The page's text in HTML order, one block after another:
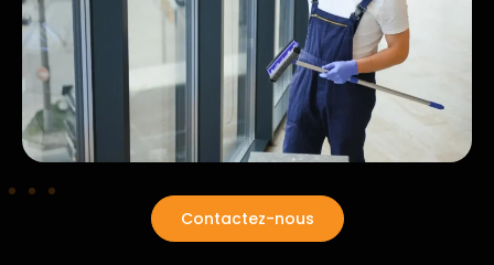
Contactez-nous